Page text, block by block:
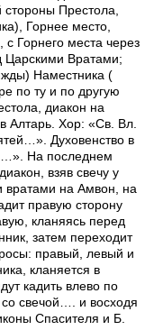
Престола,
Горнее место,
Горнего места через
Царскими Вратами;
Наместника (
по ту и по другую
диакон на
Алтарь. Хор: «Св. Вл.
Духовенство в
На последнем
взяв свечу у
вратами на Амвон, на
правую сторону
кланяясь перед
затем переходит
правый, левый и
кланяется в
кадить влево по
свечой…. и восходя
Спасителя и Б.